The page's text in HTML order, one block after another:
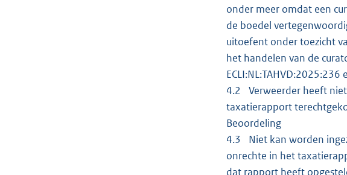
onder meer omdat een
de boedel
uitoefent onder toezicht
het handelen van de
4.2 Verweerder heeft niet
taxatierapport
Beoordeling
4.3 Niet kan worden
onrechte in het
dat rapport heeft